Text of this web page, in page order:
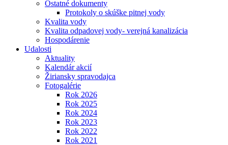
Ostatné dokumenty
Protokoly o skúške pitnej vody
Kvalita vody
Kvalita odpadovej vody- verejná kanalizácia
Hospodárenie
Udalosti
Aktuality
Kalendár akcií
Žiriansky spravodajca
Fotogalérie
Rok 2026
Rok 2025
Rok 2024
Rok 2023
Rok 2022
Rok 2021